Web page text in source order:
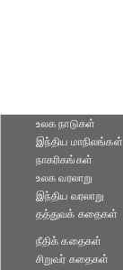
உலக நாடுகள்
இந்திய மாநிலங்கள்
நாகரிகங்கள்
உலக வரலாறு
இந்திய வரலாறு
தத்துவக் கதைகள்
நீதிக் கதைகள்
சிறுவர் கதைகள்